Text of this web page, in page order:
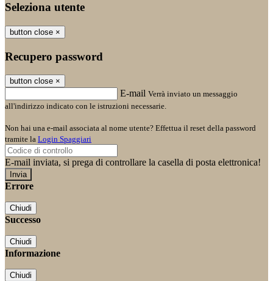
Seleziona utente
button close ×
Recupero password
button close ×
E-mail Verrà inviato un messaggio
all'indirizzo indicato con le istruzioni necessarie.
Non hai una e-mail associata al nome utente? Effettua il reset della password
tramite la Login Spaggiari
E-mail inviata, si prega di controllare la casella di posta elettronica!
Errore
Chiudi
Successo
Chiudi
Informazione
Chiudi